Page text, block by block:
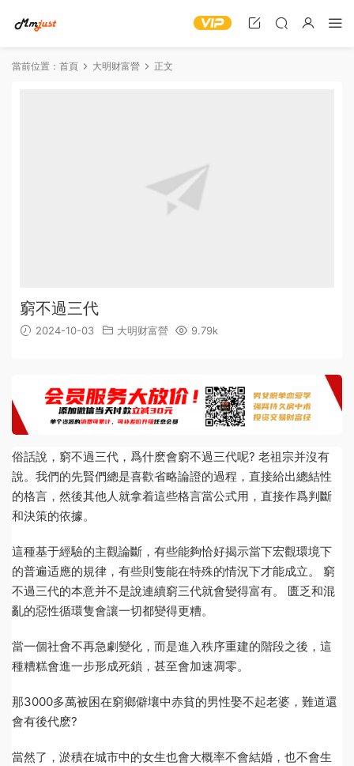
當前位置： 首頁 大明财富營 正文
窮不過三代
2024-10-03 大明财富營 9.79k
俗話說，窮不過三代，爲什麽會窮不過三代呢? 老祖宗并沒有
說。我們的先賢們總是喜歡省略論證的過程，直接給出總結性
的格言，然後其他人就拿着這些格言當公式用，直接作爲判斷
和決策的依據。
這種基于經驗的主觀論斷，有些能夠恰好揭示當下宏觀環境下
的普遍适應的規律，有些則隻能在特殊的情況下才能成立。 窮
不過三代的本意并不是說連續窮三代就會變得富有。 匮乏和混
亂的惡性循環隻會讓一切都變得更糟。
當一個社會不再急劇變化，而是進入秩序重建的階段之後，這
種糟糕會進一步形成死鎖，甚至會加速凋零。
那3000多萬被困在窮鄉僻壤中赤貧的男性娶不起老婆，難道還
會有後代麽?
當然了，淤積在城市中的女生也會大概率不會結婚，也不會生